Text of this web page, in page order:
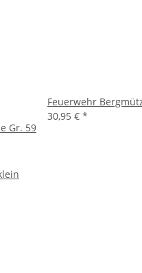
Gr. 59
Feuerwehr
30,95 € *